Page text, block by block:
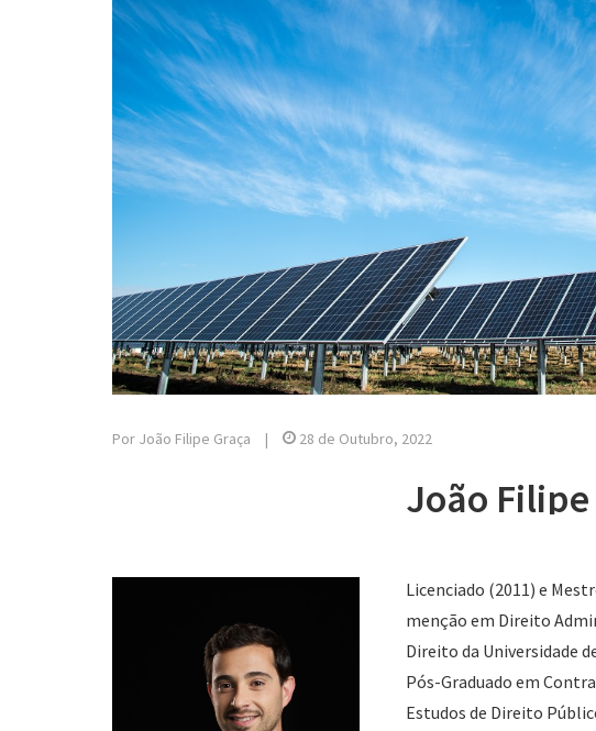
Por João Filipe Graça | 28 de Outubro, 2022
João Filipe
Licenciado (2011) e
menção em Direito
Direito da Universidade
Pós-Graduado em
Estudos de Direito